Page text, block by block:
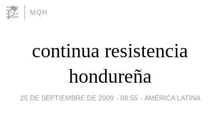
MQH
continua resistencia
hondureña
25 DE SEPTIEMBRE DE 2009 - 08:55 - AMÉRICA LATINA